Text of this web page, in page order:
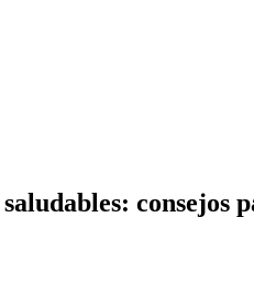
consejos